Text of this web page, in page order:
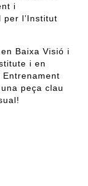
i
per l’Institut
Baixa Visió i
i en
peça clau